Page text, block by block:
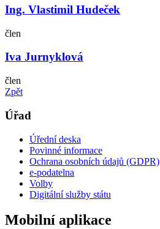
Ing. Vlastimil Hudeček
člen
Iva Jurnyklová
člen
Zpět
Úřad
Úřední deska
Povinné informace
Ochrana osobních údajů (GDPR)
e-podatelna
Volby
Digitální služby státu
Mobilní aplikace